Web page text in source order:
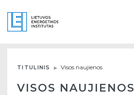
TITULINIS Visos naujienos
VISOS NAUJIENOS